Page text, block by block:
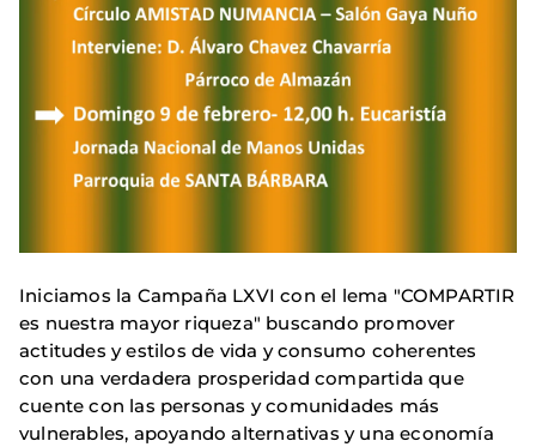
Iniciamos la Campaña LXVI con el lema "COMPARTIR
es nuestra mayor riqueza" buscando promover
actitudes y estilos de vida y consumo coherentes
con una verdadera prosperidad compartida que
cuente con las personas y comunidades más
vulnerables, apoyando alternativas y una economía